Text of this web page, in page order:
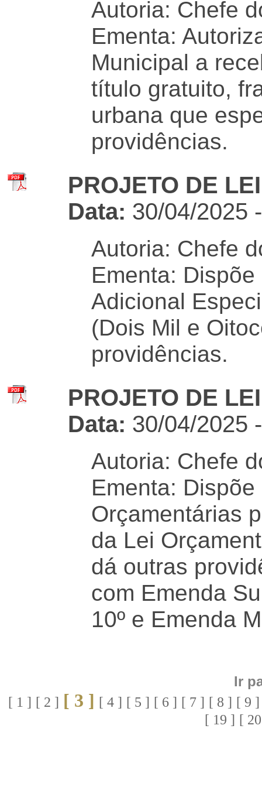
Autoria: Chefe
Ementa:
Municipal a
título gratuito,
urbana que
providências.
PROJETO DE
Data: 30/04/2025
Autoria: Chefe
Ementa:
Adicional
(Dois Mil e
providências.
PROJETO DE
Data: 30/04/2025
Autoria: Chefe
Ementa:
Orçamentárias
da Lei
dá outras
com Emenda
10º e Emenda
Ir
[ 1 ] [ 2 ] [ 3 ] [ 4 ] [ 5 ] [ 6 ] [ 7 ] [ 8 ] [ 9 ]
[ 19 ] [